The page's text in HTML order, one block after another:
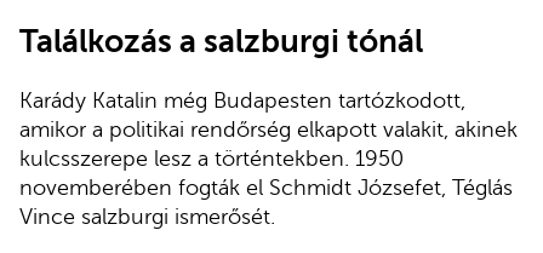
Találkozás a salzburgi tónál
Karády Katalin még Budapesten tartózkodott,
amikor a politikai rendőrség elkapott valakit, akinek
kulcsszerepe lesz a történtekben. 1950
novemberében fogták el Schmidt Józsefet, Téglás
Vince salzburgi ismerősét.